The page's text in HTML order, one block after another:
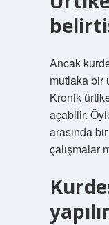
Ancak
mutlaka bir
Kronik
açabilir.
arasında
çalışmalar